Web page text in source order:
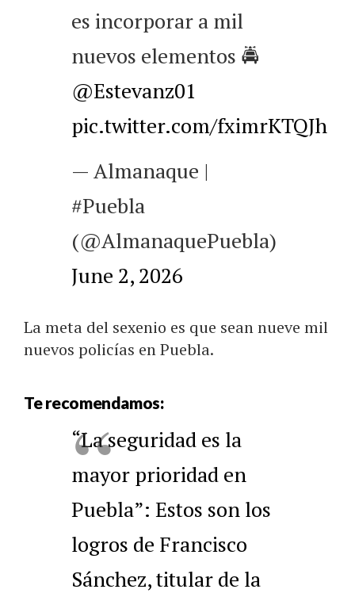
es incorporar a mil
nuevos elementos 🚔
@Estevanz01
pic.twitter.com/fximrKTQJh
— Almanaque |
#Puebla
(@AlmanaquePuebla)
June 2, 2026
La meta del sexenio es que sean nueve mil
nuevos policías en Puebla.
Te recomendamos:
“La seguridad es la
mayor prioridad en
Puebla”: Estos son los
logros de Francisco
Sánchez, titular de la